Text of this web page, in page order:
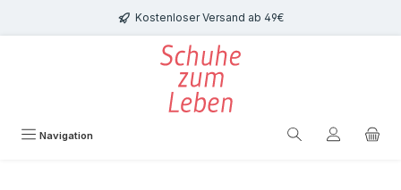
Zum Hauptinhalt springen Kostenloser Versand ab 49€
Navigation